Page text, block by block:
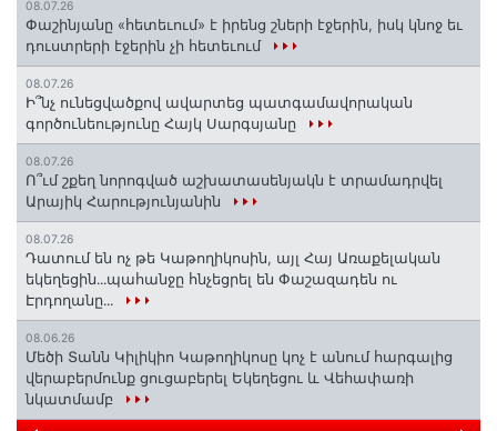
08.07.26
Փաշինյանը «հետեւում» է իրենց շների էջերին, իսկ կնոջ եւ
դուստրերի էջերին չի հետեւում
08.07.26
Ի՞նչ ունեցվածքով ավարտեց պատգամավորական
գործունեությունը Հայկ Սարգսյանը
08.07.26
Ո՞ւմ շքեղ նորոգված աշխատասենյակն է տրամադրվել
Արայիկ Հարությունյանին
08.07.26
Դատում են ոչ թե Կաթողիկոսին, այլ Հայ Առաքելական
եկեղեցին․․․պահանջը հնչեցրել են Փաշազադեն ու
Էրդողանը․․․
08.06.26
Մեծի Տանն Կիլիկիո Կաթողիկոսը կոչ է անում հարգալից
վերաբերմունք ցուցաբերել Եկեղեցու և Վեհափառի
նկատմամբ